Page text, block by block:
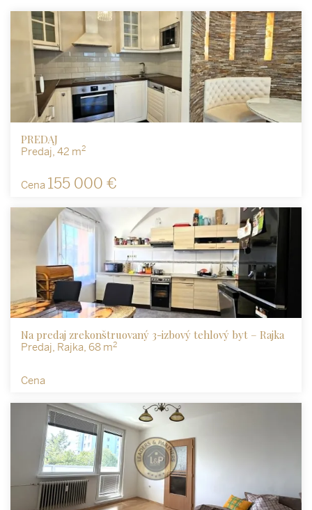
PREDAJ
Predaj, 42 m2
Cena 155 000 €
Na predaj zrekonštruovaný 3-izbový tehlový byt – Rajka
Predaj, Rajka, 68 m2
Cena